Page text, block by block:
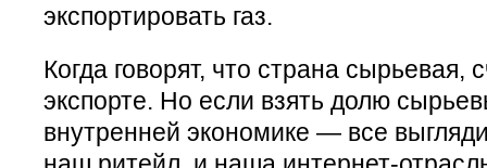
экспортировать газ.
Когда говорят, что страна сырьевая,
экспорте. Но если взять долю
внутренней экономике — все